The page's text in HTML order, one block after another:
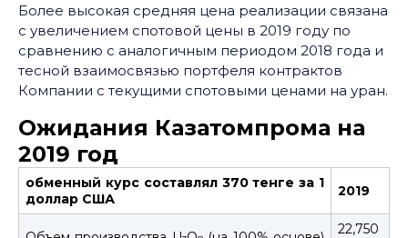
Более высокая средняя цена реализации связана
с увеличением спотовой цены в 2019 году по
сравнению с аналогичным периодом 2018 года и
тесной взаимосвязью портфеля контрактов
Компании с текущими спотовыми ценами на уран.
Ожидания Казатомпрома на
2019 год
обменный курс составлял 370 тенге за 1
доллар США
2019
22,750